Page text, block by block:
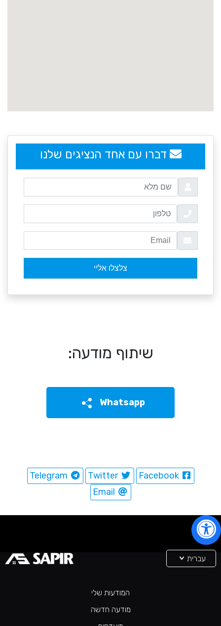
דברו עם אחד הנציגים שלנו
שיתוף מודעה:
Whatsapp
Facebook
Twitter
המודעות שלי
מודעה חדשה
עברית